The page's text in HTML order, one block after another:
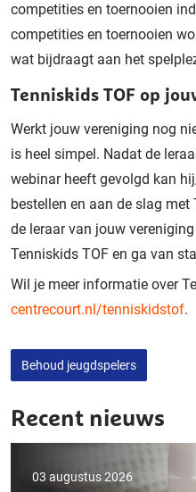
competities en toernooien
competities en toernooien
wat bijdraagt aan het
Tenniskids TOF op
Werkt jouw vereniging nog
is heel simpel. Nadat de
webinar heeft gevolgd kan
bestellen en aan de slag
de leraar van jouw
Tenniskids TOF en ga van
Wil je meer informatie over
centrecourt.nl/tenniskidstof.
Behoud jeugdspelers
Recent nieuws
03 augustus 2026